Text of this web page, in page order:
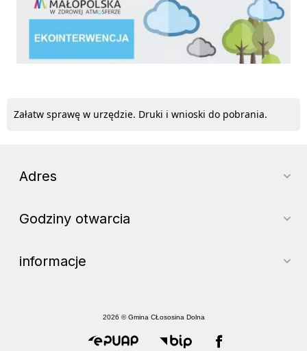
Załatw sprawę w urzędzie. Druki i wnioski do pobrania.
Adres
Godziny otwarcia
informacje
2026 © Gmina CŁososina Dolna